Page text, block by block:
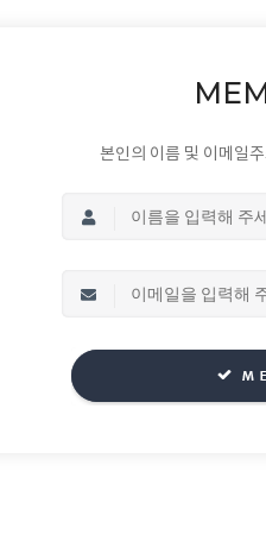
본인의 이름 및 이메일